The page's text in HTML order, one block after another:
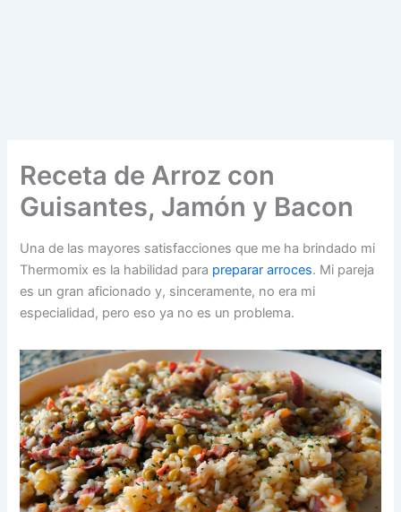
Receta de Arroz con
Guisantes, Jamón y Bacon
Una de las mayores satisfacciones que me ha brindado mi
Thermomix es la habilidad para preparar arroces. Mi pareja
es un gran aficionado y, sinceramente, no era mi
especialidad, pero eso ya no es un problema.